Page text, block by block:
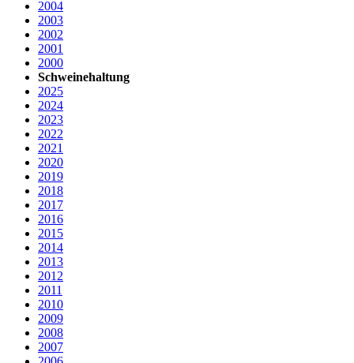
2004
2003
2002
2001
2000
Schweinehaltung
2025
2024
2023
2022
2021
2020
2019
2018
2017
2016
2015
2014
2013
2012
2011
2010
2009
2008
2007